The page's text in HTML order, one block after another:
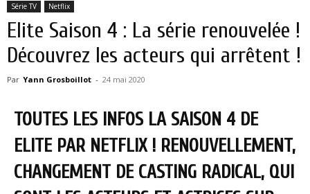
Série TV Netflix
Elite Saison 4 : La série renouvelée !
Découvrez les acteurs qui arrêtent !
Par Yann Grosboillot - 24 mai 2020
TOUTES LES INFOS LA SAISON 4 DE
ELITE PAR NETFLIX ! RENOUVELLEMENT,
CHANGEMENT DE CASTING RADICAL, QUI